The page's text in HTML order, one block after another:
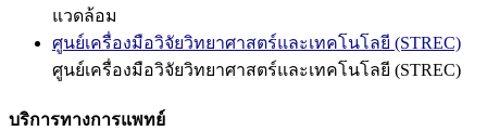
แวดล้อม
ศูนย์เครื่องมือวิจัยวิทยาศาสตร์และเทคโนโลยี (STREC)
ศูนย์เครื่องมือวิจัยวิทยาศาสตร์และเทคโนโลยี (STREC)
บริการทางการแพทย์